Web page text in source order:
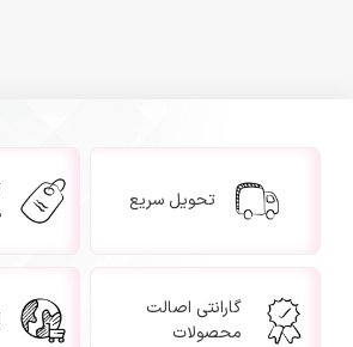
تحویل سریع
گارانتی اصالت
محصولات